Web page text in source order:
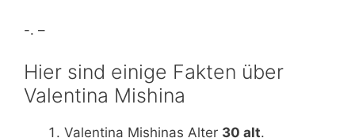
-. –
Hier sind einige Fakten über
Valentina Mishina
Valentina Mishinas Alter 30 alt.